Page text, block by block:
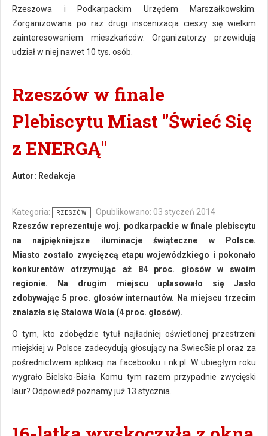
Rzeszowa i Podkarpackim Urzędem Marszałkowskim.
Zorganizowana po raz drugi inscenizacja cieszy się wielkim
zainteresowaniem mieszkańców. Organizatorzy przewidują
udział w niej nawet 10 tys. osób.
Rzeszów w finale
Plebiscytu Miast "Świeć Się
z ENERGĄ"
Autor: Redakcja
Kategoria: RZESZÓW
Opublikowano: 03 styczeń 2014
Rzeszów reprezentuje woj. podkarpackie w finale plebiscytu
na najpiękniejsze iluminacje świąteczne w Polsce.
Miasto zostało zwycięzcą etapu wojewódzkiego i pokonało
konkurentów otrzymując aż 84 proc. głosów w swoim
regionie. Na drugim miejscu uplasowało się Jasło
zdobywając 5 proc. głosów internautów. Na miejscu trzecim
znalazła się Stalowa Wola (4 proc. głosów).
O tym, kto zdobędzie tytuł najładniej oświetlonej przestrzeni
miejskiej w Polsce zadecydują głosujący na SwiecSie.pl oraz za
pośrednictwem aplikacji na facebooku i nk.pl. W ubiegłym roku
wygrało Bielsko-Biała. Komu tym razem przypadnie zwycięski
laur? Odpowiedź poznamy już 13 stycznia.